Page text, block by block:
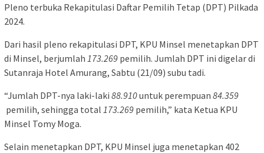
Pleno terbuka Rekapitulasi Daftar Pemilih Tetap (DPT) Pilkada
2024.
Dari hasil pleno rekapitulasi DPT, KPU Minsel menetapkan DPT
di Minsel, berjumlah 173.269 pemilih. Jumlah DPT ini digelar di
Sutanraja Hotel Amurang, Sabtu (21/09) subu tadi.
“Jumlah DPT-nya laki-laki 88.910untuk perempuan 84.359
pemilih, sehingga total 173.269 pemilih,” kata Ketua KPU
Minsel Tomy Moga.
Selain menetapkan DPT, KPU Minsel juga menetapkan 402